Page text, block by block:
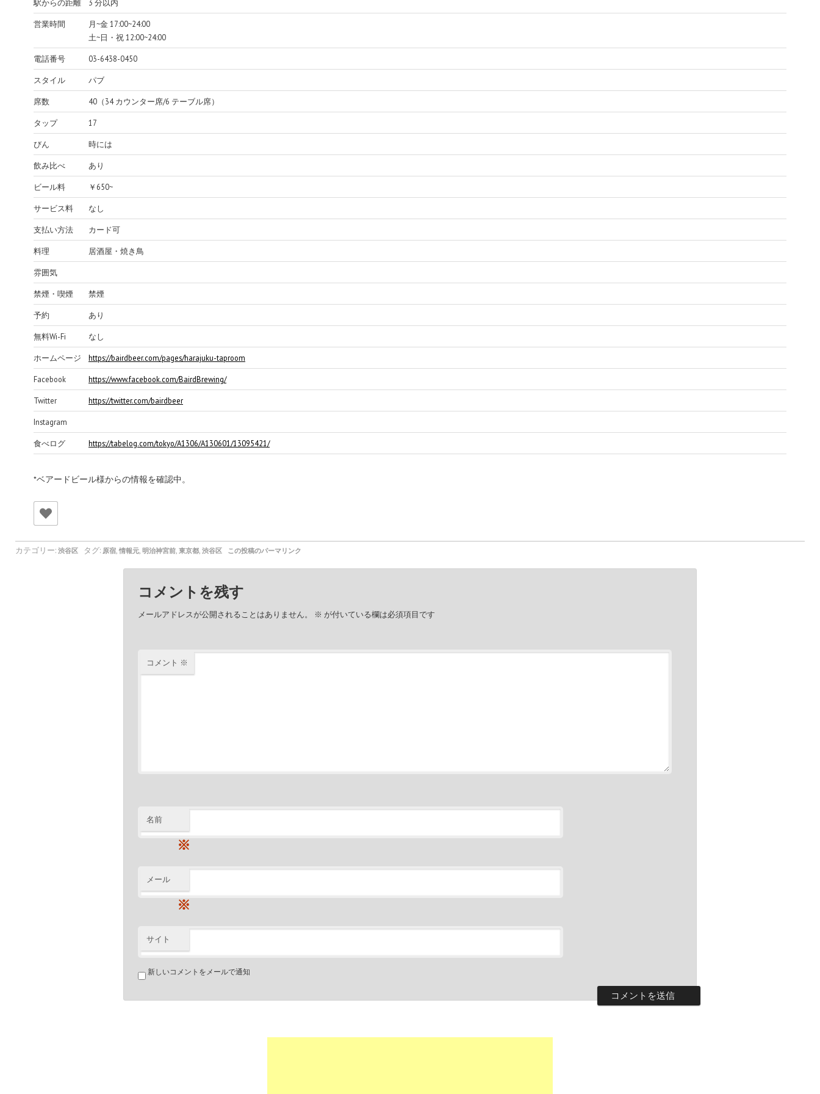
駅からの距離 3 分以内
営業時間
月~金 17:00~24:00
土~日・祝 12:00~24:00
電話番号 03-6438-0450
スタイル パブ
席数 40（34 カウンター席/6 テーブル席）
タップ 17
びん 時には
飲み比べ あり
ビール料 ￥650~
サービス料 なし
支払い方法 カード可
料理 居酒屋・焼き鳥
雰囲気
禁煙・喫煙 禁煙
予約 あり
無料Wi-Fi なし
ホームページ https://bairdbeer.com/pages/harajuku-taproom
Facebook https://www.facebook.com/BairdBrewing/
Twitter https://twitter.com/bairdbeer
Instagram
食べログ https://tabelog.com/tokyo/A1306/A130601/13095421/
*ベアードビール様からの情報を確認中。
カテゴリー: 渋谷区 タグ: 原宿 情報元 明治神宮前 東京都 渋谷区 この投稿のパーマリンク
コメントを残す
メールアドレスが公開されることはありません。 ※ が付いている欄は必須項目です
コメント ※
名前
※
メール
※
サイト
新しいコメントをメールで通知